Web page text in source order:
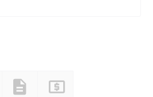
Цветовая
палитра
Документы